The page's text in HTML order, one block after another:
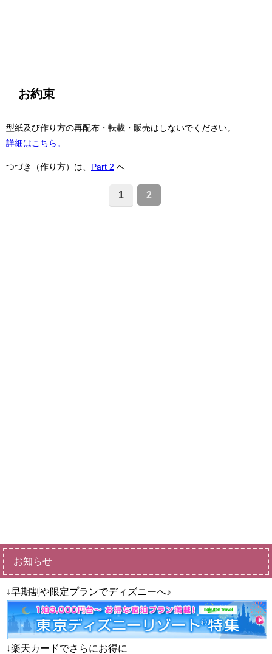
お約束
型紙及び作り方の再配布・転載・販売はしないでください。
詳細はこちら。
つづき（作り方）は、 Part 2 へ
1 2
お知らせ
↓早期割や限定プランでディズニーへ♪
↓楽天カードでさらにお得に